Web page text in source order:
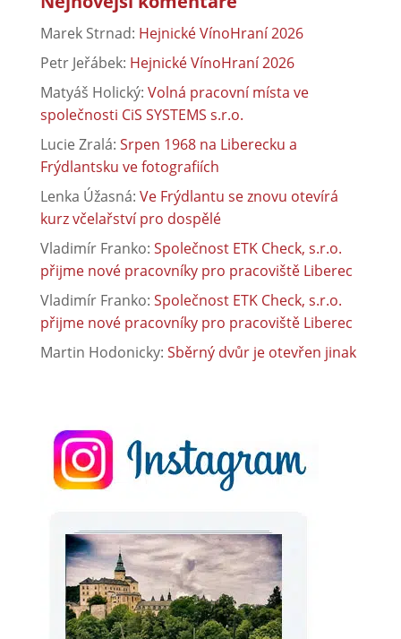
Marek Strnad: Hejnické VínoHraní 2026
Petr Jeřábek: Hejnické VínoHraní 2026
Matyáš Holický: Volná pracovní místa ve
společnosti CiS SYSTEMS s.r.o.
Lucie Zralá: Srpen 1968 na Liberecku a
Frýdlantsku ve fotografiích
Lenka Úžasná: Ve Frýdlantu se znovu otevírá
kurz včelařství pro dospělé
Vladimír Franko: Společnost ETK Check, s.r.o.
přijme nové pracovníky pro pracoviště Liberec
Vladimír Franko: Společnost ETK Check, s.r.o.
přijme nové pracovníky pro pracoviště Liberec
Martin Hodonicky: Sběrný dvůr je otevřen jinak